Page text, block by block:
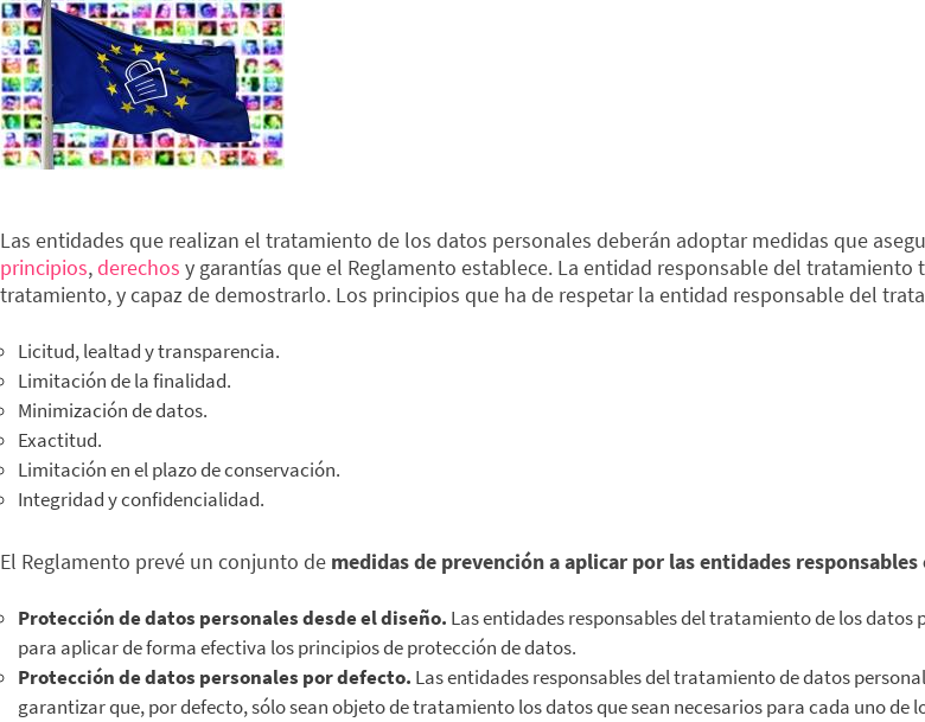
Las entidades que realizan el tratamiento de los datos personales deberán adoptar medidas que
principios,derechos y garantías que el Reglamento establece. La entidad responsable del
tratamiento, y capaz de demostrarlo. Los principios que ha de respetar la entidad responsable del
Licitud, lealtad y transparencia.
Limitación de la finalidad.
Minimización de datos.
Exactitud.
Limitación en el plazo de conservación.
Integridad y confidencialidad.
El Reglamento prevé un conjunto de medidas de prevención a aplicar por las entidades
Protección de datos personales desde el diseño. Las entidades responsables del tratamiento de los
para aplicar de forma efectiva los principios de protección de datos.
Protección de datos personales por defecto. Las entidades responsables del tratamiento de datos
garantizar que, por defecto, sólo sean objeto de tratamiento los datos que sean necesarios para cada uno de